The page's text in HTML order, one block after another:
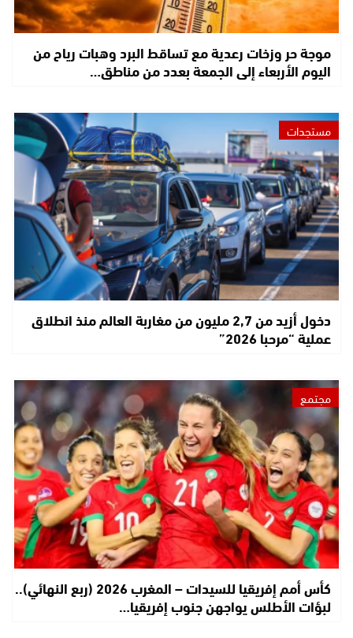
موجة حر وزخات رعدية مع تساقط البرد وهبات رياح من
اليوم الأربعاء إلى الجمعة بعدد من مناطق…
مستجدات
دخول أزيد من 2,7 مليون من مغاربة العالم منذ انطلاق
عملية “مرحبا 2026”
مجتمع
كأس أمم إفريقيا للسيدات – المغرب 2026 (ربع النهائي)..
لبؤات الأطلس يواجهن جنوب إفريقيا…